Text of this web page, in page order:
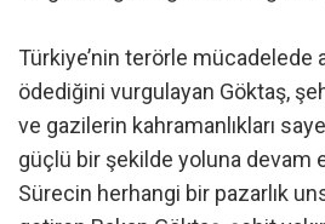
Türkiye’nin terörle mücadelede
ödediğini vurgulayan Göktaş,
ve gazilerin kahramanlıkları
güçlü bir şekilde yoluna devam
Sürecin herhangi bir pazarlık